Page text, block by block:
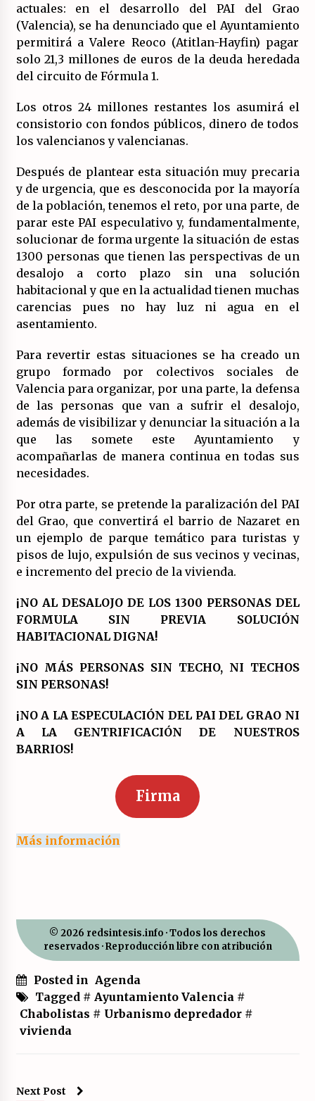
actuales: en el desarrollo del PAI del Grao
(Valencia), se ha denunciado que el Ayuntamiento
permitirá a Valere Reoco (Atitlan-Hayfin) pagar
solo 21,3 millones de euros de la deuda heredada
del circuito de Fórmula 1.
Los otros 24 millones restantes los asumirá el
consistorio con fondos públicos, dinero de todos
los valencianos y valencianas.
Después de plantear esta situación muy precaria
y de urgencia, que es desconocida por la mayoría
de la población, tenemos el reto, por una parte, de
parar este PAI especulativo y, fundamentalmente,
solucionar de forma urgente la situación de estas
1300 personas que tienen las perspectivas de un
desalojo a corto plazo sin una solución
habitacional y que en la actualidad tienen muchas
carencias pues no hay luz ni agua en el
asentamiento.
Para revertir estas situaciones se ha creado un
grupo formado por colectivos sociales de
Valencia para organizar, por una parte, la defensa
de las personas que van a sufrir el desalojo,
además de visibilizar y denunciar la situación a la
que las somete este Ayuntamiento y
acompañarlas de manera continua en todas sus
necesidades.
Por otra parte, se pretende la paralización del PAI
del Grao, que convertirá el barrio de Nazaret en
un ejemplo de parque temático para turistas y
pisos de lujo, expulsión de sus vecinos y vecinas,
e incremento del precio de la vivienda.
¡NO AL DESALOJO DE LOS 1300 PERSONAS DEL
FORMULA SIN PREVIA SOLUCIÓN
HABITACIONAL DIGNA!
¡NO MÁS PERSONAS SIN TECHO, NI TECHOS
SIN PERSONAS!
¡NO A LA ESPECULACIÓN DEL PAI DEL GRAO NI
A LA GENTRIFICACIÓN DE NUESTROS
BARRIOS!
Firma
Más información
© 2026 redsintesis.info · Todos los derechos
reservados · Reproducción libre con atribución
Posted in Agenda
Tagged # Ayuntamiento Valencia#
Chabolistas # Urbanismo depredador#
vivienda
Next Post